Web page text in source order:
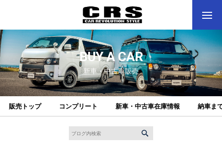
BUY A CAR
新車・中古車販売
販売トップ コンプリート 新車・中古車在庫情報 納車ま